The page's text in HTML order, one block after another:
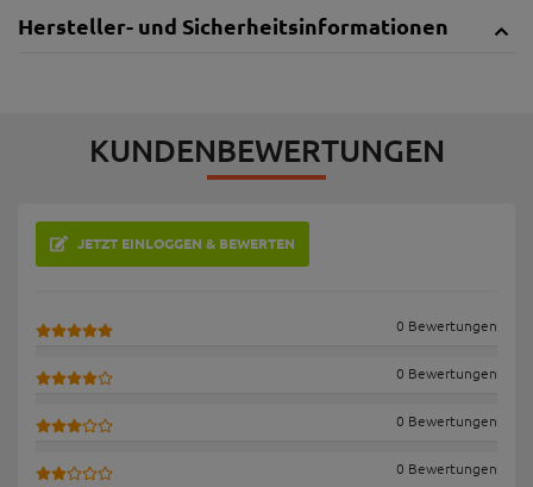
Hersteller- und Sicherheitsinformationen
KUNDENBEWERTUNGEN
JETZT EINLOGGEN & BEWERTEN
0 Bewertungen
0 Bewertungen
0 Bewertungen
0 Bewertungen